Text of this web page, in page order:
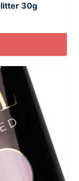
30g